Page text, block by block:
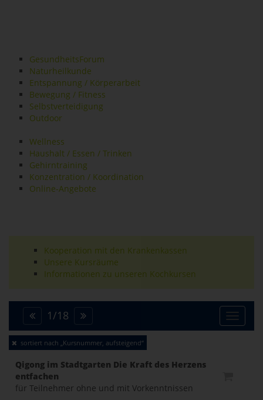
GesundheitsForum
Naturheilkunde
Entspannung / Körperarbeit
Bewegung / Fitness
Selbstverteidigung
Outdoor
Wellness
Haushalt / Essen / Trinken
Gehirntraining
Konzentration / Koordination
Online-Angebote
Kooperation mit den Krankenkassen
Unsere Kursräume
Informationen zu unseren Kochkursen
Toggle
1/18
sortiert nach „Kursnummer, aufsteigend“
Qigong im Stadtgarten Die Kraft des Herzens
entfachen
für Teilnehmer ohne und mit Vorkenntnissen